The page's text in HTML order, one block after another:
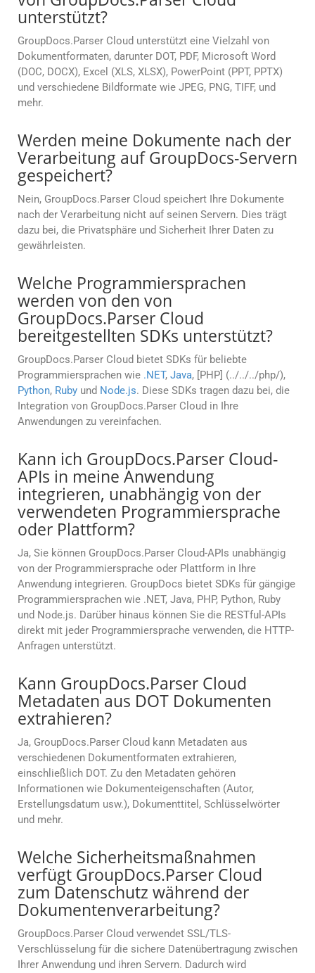
unterstützt?
GroupDocs.Parser Cloud unterstützt eine Vielzahl von
Dokumentformaten, darunter DOT, PDF, Microsoft Word
(DOC, DOCX), Excel (XLS, XLSX), PowerPoint (PPT, PPTX)
und verschiedene Bildformate wie JPEG, PNG, TIFF, und
mehr.
Werden meine Dokumente nach der
Verarbeitung auf GroupDocs-Servern
gespeichert?
Nein, GroupDocs.Parser Cloud speichert Ihre Dokumente
nach der Verarbeitung nicht auf seinen Servern. Dies trägt
dazu bei, die Privatsphäre und Sicherheit Ihrer Daten zu
gewährleisten.
Welche Programmiersprachen
werden von den von
GroupDocs.Parser Cloud
bereitgestellten SDKs unterstützt?
GroupDocs.Parser Cloud bietet SDKs für beliebte
Programmiersprachen wie .NET, Java, [PHP] (../../../php/),
Python, Ruby und Node.js. Diese SDKs tragen dazu bei, die
Integration von GroupDocs.Parser Cloud in Ihre
Anwendungen zu vereinfachen.
Kann ich GroupDocs.Parser Cloud-
APIs in meine Anwendung
integrieren, unabhängig von der
verwendeten Programmiersprache
oder Plattform?
Ja, Sie können GroupDocs.Parser Cloud-APIs unabhängig
von der Programmiersprache oder Plattform in Ihre
Anwendung integrieren. GroupDocs bietet SDKs für gängige
Programmiersprachen wie .NET, Java, PHP, Python, Ruby
und Node.js. Darüber hinaus können Sie die RESTful-APIs
direkt mit jeder Programmiersprache verwenden, die HTTP-
Anfragen unterstützt.
Kann GroupDocs.Parser Cloud
Metadaten aus DOT Dokumenten
extrahieren?
Ja, GroupDocs.Parser Cloud kann Metadaten aus
verschiedenen Dokumentformaten extrahieren,
einschließlich DOT. Zu den Metadaten gehören
Informationen wie Dokumenteigenschaften (Autor,
Erstellungsdatum usw.), Dokumenttitel, Schlüsselwörter
und mehr.
Welche Sicherheitsmaßnahmen
verfügt GroupDocs.Parser Cloud
zum Datenschutz während der
Dokumentenverarbeitung?
GroupDocs.Parser Cloud verwendet SSL/TLS-
Verschlüsselung für die sichere Datenübertragung zwischen
Ihrer Anwendung und ihren Servern. Dadurch wird